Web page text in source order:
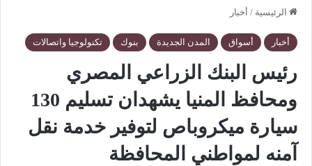
الرئيسية / أخبار
أخبار أسواق المدن الجديدة بنوك تكنولوجيا واتصالات
رئيس البنك الزراعي المصري
ومحافظ المنيا يشهدان تسليم 130
سيارة ميكروباص لتوفير خدمة نقل
آمنه لمواطني المحافظة